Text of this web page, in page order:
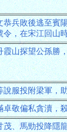
兵敗後逃至賓
，在宋江回山
山探望公孫勝
說服投附梁軍，
卓敬偏私貪瀆，
、馬勁投降隱